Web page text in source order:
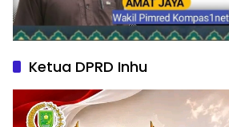
Ketua DPRD Inhu